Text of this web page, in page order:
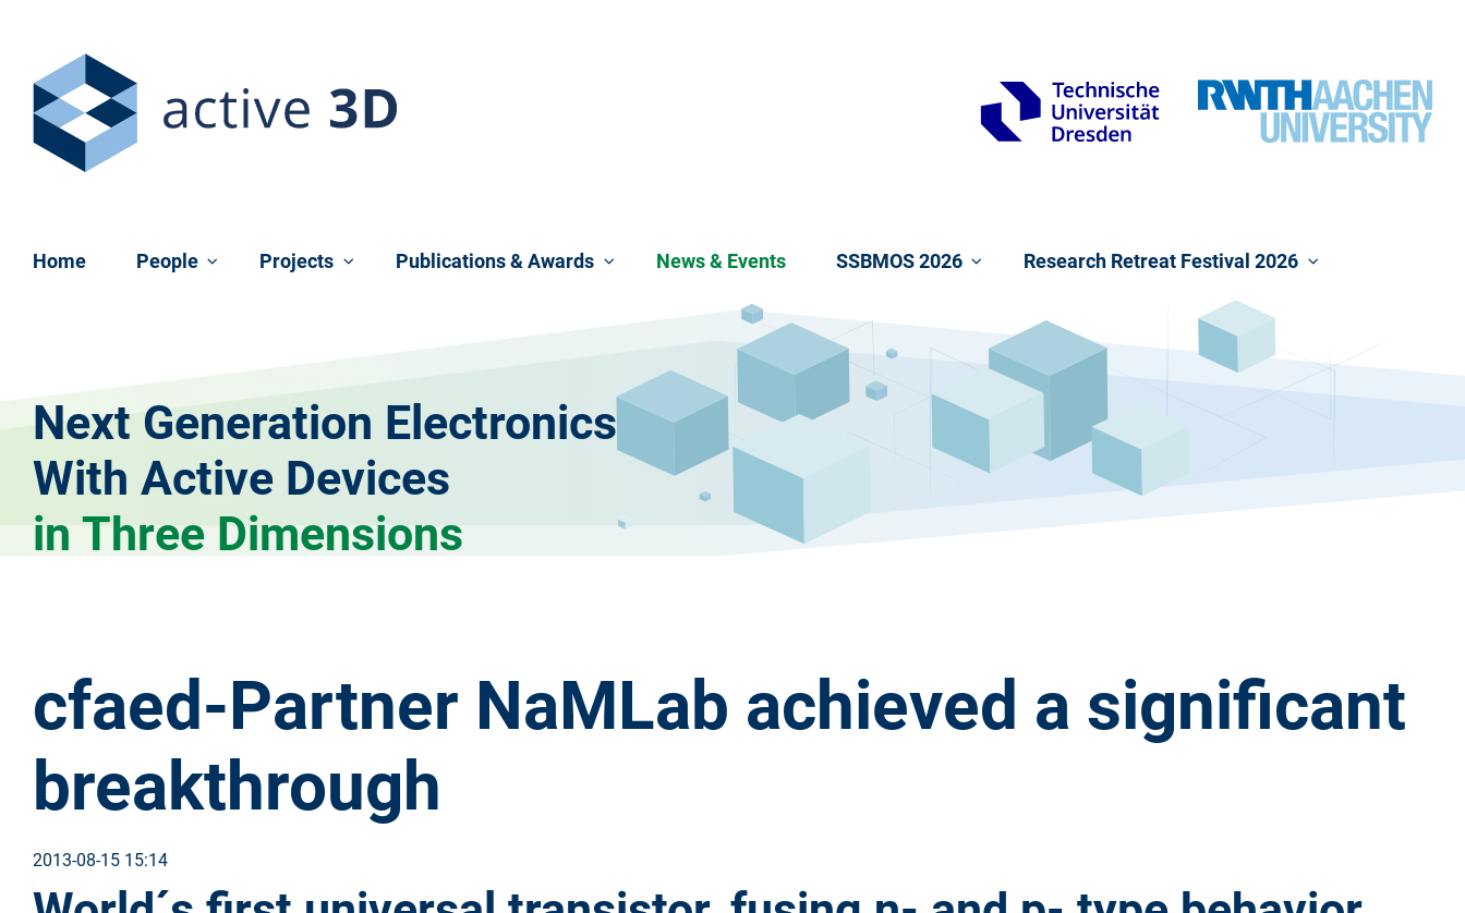
Home People Projects Publications & Awards News & Events SSBMOS 2026 Research Retreat Festival 2026
Next Generation Electronics
With Active Devices
in Three Dimensions
cfaed-Partner NaMLab achieved a significant
breakthrough
2013-08-15 15:14